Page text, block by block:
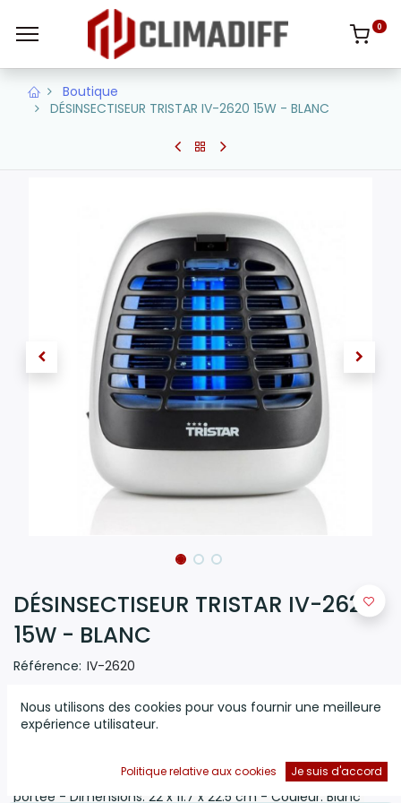
0
Boutique
DÉSINSECTISEUR TRISTAR IV-2620 15W - BLANC
DÉSINSECTISEUR TRISTAR IV-2620
15W - BLANC
Référence: IV-2620
Désinsectiseur TRISTAR - Puissance:
les moustiques et les autres petits
avec ce tue-insectes enfichable de25 m²de
portée - Dimensions: 22 x 11.7 x 22.5 cm - Couleur: Blanc
Nous utilisons des cookies pour vous fournir une meilleure
expérience utilisateur.
Politique relative aux cookies Je suis d'accord